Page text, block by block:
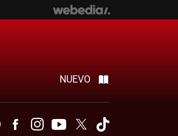
NUEVO
TelegramFacebookInstagramYoutubeTwitter